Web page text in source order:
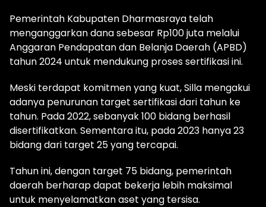
Pemerintah Kabupaten Dharmasraya telah
menganggarkan dana sebesar Rp100 juta melalui
Anggaran Pendapatan dan Belanja Daerah (APBD)
tahun 2024 untuk mendukung proses sertifikasi ini.
Meski terdapat komitmen yang kuat, Silla mengakui
adanya penurunan target sertifikasi dari tahun ke
tahun. Pada 2022, sebanyak 100 bidang berhasil
disertifikatkan. Sementara itu, pada 2023 hanya 23
bidang dari target 25 yang tercapai.
Tahun ini, dengan target 75 bidang, pemerintah
daerah berharap dapat bekerja lebih maksimal
untuk menyelamatkan aset yang tersisa.